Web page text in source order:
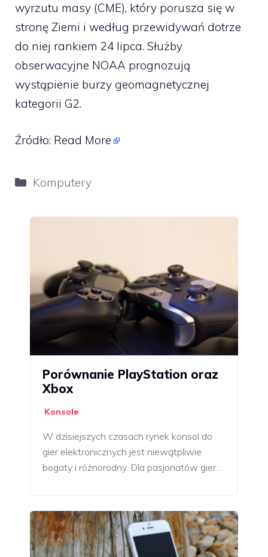
wyrzutu masy (CME), który porusza się w
stronę Ziemi i według przewidywań dotrze
do niej rankiem 24 lipca. Służby
obserwacyjne NOAA prognozują
wystąpienie burzy geomagnetycznej
kategorii G2.
Źródło: Read More
Kategorie
Komputery
Porównanie PlayStation oraz
Xbox
Konsole
W dzisiejszych czasach rynek konsol do
gier elektronicznych jest niewątpliwie
bogaty i różnorodny. Dla pasjonatów gier…